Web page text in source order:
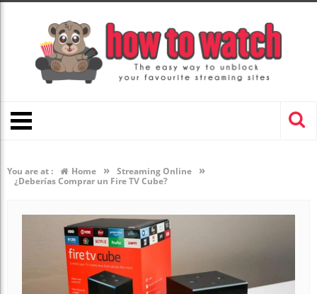
You are at : Home » Streaming Online »
¿Deberías Comprar un Fire TV Cube?